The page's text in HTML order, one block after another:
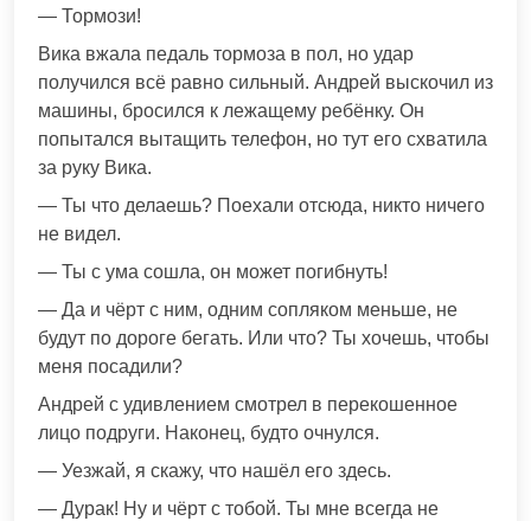
— Тормози!
Вика вжала педаль тормоза в пол, но удар
получился всё равно сильный. Андрей выскочил из
машины, бросился к лежащему ребёнку. Он
попытался вытащить телефон, но тут его схватила
за руку Вика.
— Ты что делаешь? Поехали отсюда, никто ничего
не видел.
— Ты с ума сошла, он может погибнуть!
— Да и чёрт с ним, одним сопляком меньше, не
будут по дороге бегать. Или что? Ты хочешь, чтобы
меня посадили?
Андрей с удивлением смотрел в перекошенное
лицо подруги. Наконец, будто очнулся.
— Уезжай, я скажу, что нашёл его здесь.
— Дурак! Ну и чёрт с тобой. Ты мне всегда не